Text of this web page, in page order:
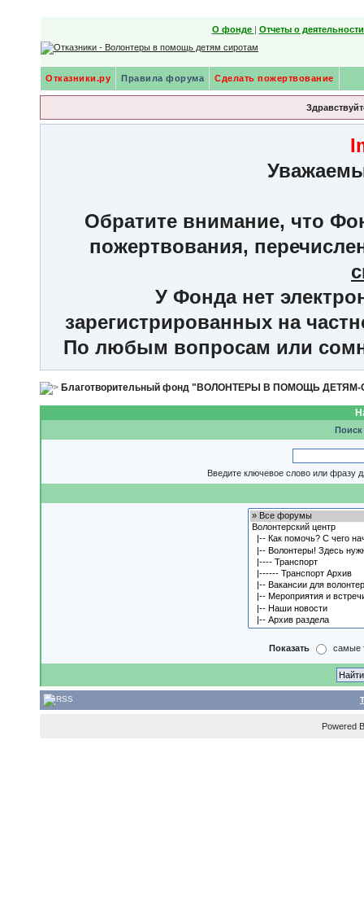
О фонде | Отчеты о
Отказники.ру Правила форума Сделать пожертвование
Обратите внимание, что
пожертвования,
У Фонда нет
зарегистрированных на
По любым вопросам или
Благотворительный фонд "ВОЛОНТЕРЫ В ПОМОЩЬ
Введите ключевое слово или фразу
Показать самые
Powered